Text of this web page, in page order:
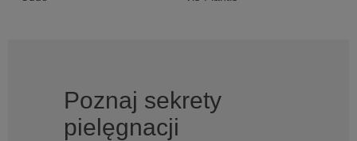
Poznaj sekrety
pielęgnacji